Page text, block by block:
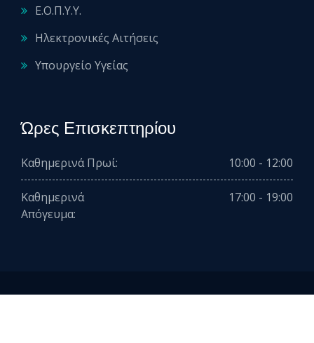
Ε.Ο.Π.Υ.Υ.
Ηλεκτρονικές Αιτήσεις
Υπουργείο Υγείας
Ώρες Επισκεπτηρίου
Καθημερινά Πρωί: 10:00 - 12:00
Καθημερινά
Απόγευμα:
17:00 - 19:00